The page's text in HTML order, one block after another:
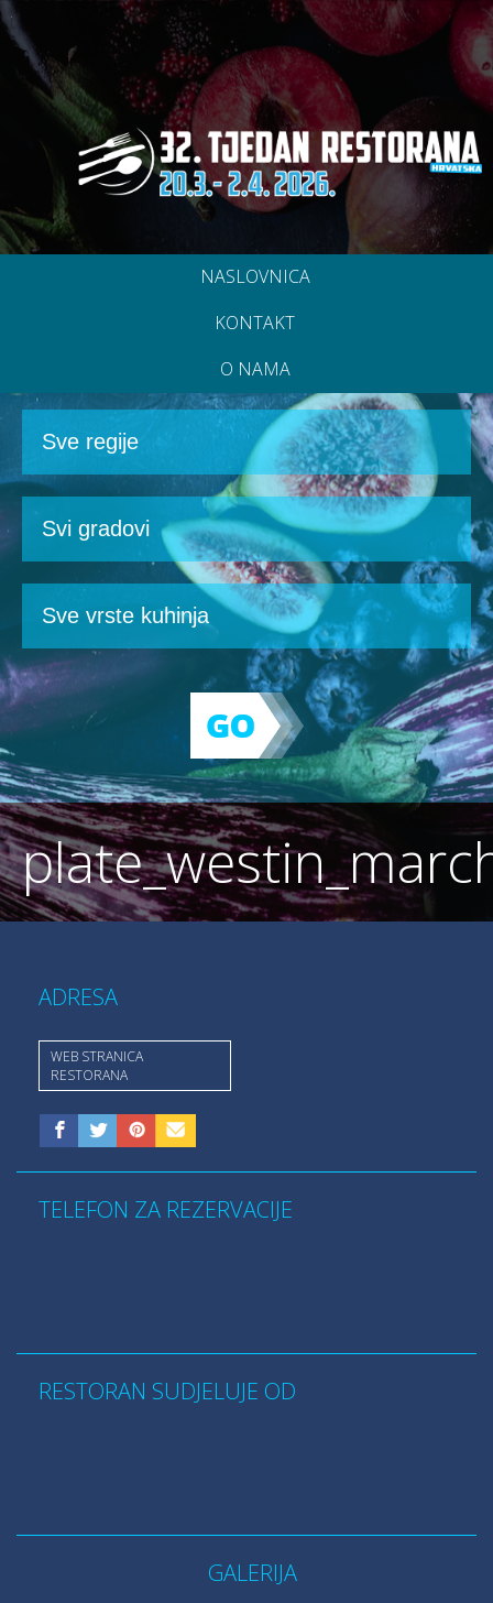
NASLOVNICA
KONTAKT
O NAMA
ADRESA
WEB STRANICA
RESTORANA
TELEFON ZA REZERVACIJE
RESTORAN SUDJELUJE OD
GALERIJA